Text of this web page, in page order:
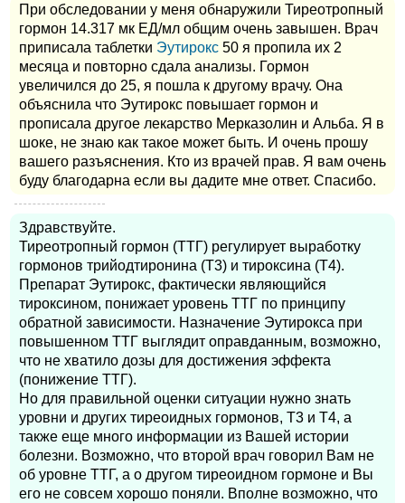
При обследовании у меня обнаружили Тиреотропный
гормон 14.317 мк ЕД/мл общим очень завышен. Врач
приписала таблетки Эутирокс 50 я пропила их 2
месяца и повторно сдала анализы. Гормон
увеличился до 25, я пошла к другому врачу. Она
объяснила что Эутирокс повышает гормон и
прописала другое лекарство Мерказолин и Альба. Я в
шоке, не знаю как такое может быть. И очень прошу
вашего разъяснения. Кто из врачей прав. Я вам очень
буду благодарна если вы дадите мне ответ. Спасибо.
Здравствуйте.
Тиреотропный гормон (ТТГ) регулирует выработку
гормонов трийодтиронина (Т3) и тироксина (Т4).
Препарат Эутирокс, фактически являющийся
тироксином, понижает уровень ТТГ по принципу
обратной зависимости. Назначение Эутирокса при
повышенном ТТГ выглядит оправданным, возможно,
что не хватило дозы для достижения эффекта
(понижение ТТГ).
Но для правильной оценки ситуации нужно знать
уровни и других тиреоидных гормонов, Т3 и Т4, а
также еще много информации из Вашей истории
болезни. Возможно, что второй врач говорил Вам не
об уровне ТТГ, а о другом тиреоидном гормоне и Вы
его не совсем хорошо поняли. Вполне возможно, что